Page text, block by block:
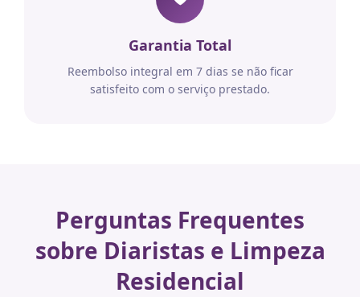
Garantia Total
Reembolso integral em 7 dias se não ficar
satisfeito com o serviço prestado.
Perguntas Frequentes
sobre Diaristas e Limpeza
Residencial